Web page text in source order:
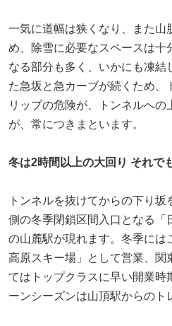
一気に道幅は狭くなり、また山
め、除雪に必要なスペースは十
なる部分も多く、いかにも凍結
た急坂と急カーブが続くため、
リップの危険が、トンネルへの
が、常につきまといます。
冬は2時間以上の大回り それで
トンネルを抜けてからの下り
側の冬季閉鎖区間入口となる「
の山麓駅が現れます。冬季には
高原スキー場」として営業、関
てはトップクラスに早い開業時
ーンシーズンは山頂駅からのト